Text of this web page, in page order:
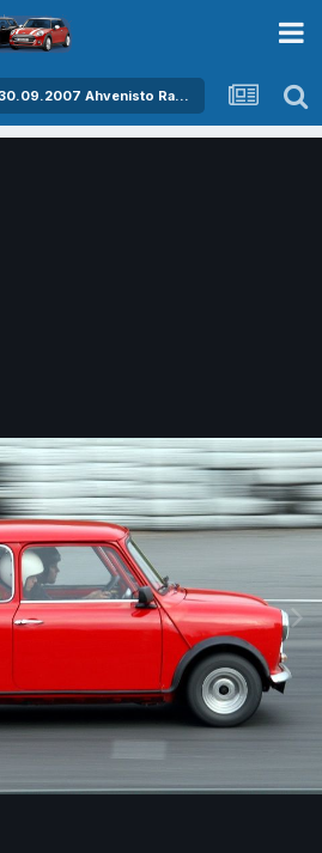
MCFF track racing meeting 30.09.2007 Ahvenisto Raceway